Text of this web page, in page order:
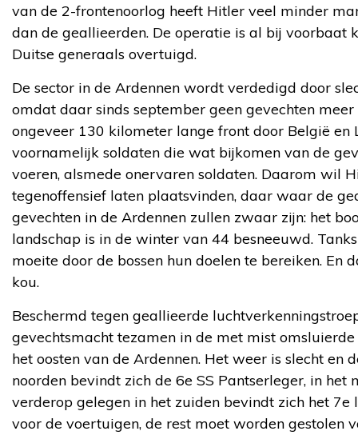
van de 2-frontenoorlog heeft Hitler veel minder
dan de geallieerden. De operatie is al bij voorbaat
Duitse generaals overtuigd.
De sector in de Ardennen wordt verdedigd door
omdat daar sinds september geen gevechten
ongeveer 130 kilometer lange front door België en
voornamelijk soldaten die wat bijkomen van de
voeren, alsmede onervaren soldaten. Daarom wil
tegenoffensief laten plaatsvinden, daar waar de
gevechten in de Ardennen zullen zwaar zijn: het
landschap is in de winter van 44 besneeuwd.
moeite door de bossen hun doelen te bereiken. En
kou.
Beschermd tegen geallieerde
gevechtsmacht tezamen in de met mist
het oosten van de Ardennen. Het weer is slecht en
noorden bevindt zich de 6e SS Pantserleger, in het
verderop gelegen in het zuiden bevindt zich het
voor de voertuigen, de rest moet worden gestolen